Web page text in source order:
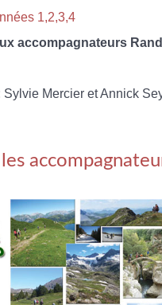
1,2,3,4
accompagnateurs
Sylvie Mercier et Annick